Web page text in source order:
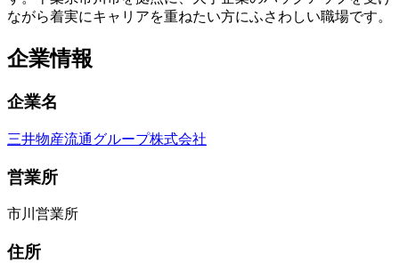
ながら着実にキャリアを重ねたい方にふさわしい職場です。
企業情報
企業名
三井物産流通グループ株式会社
営業所
市川営業所
住所